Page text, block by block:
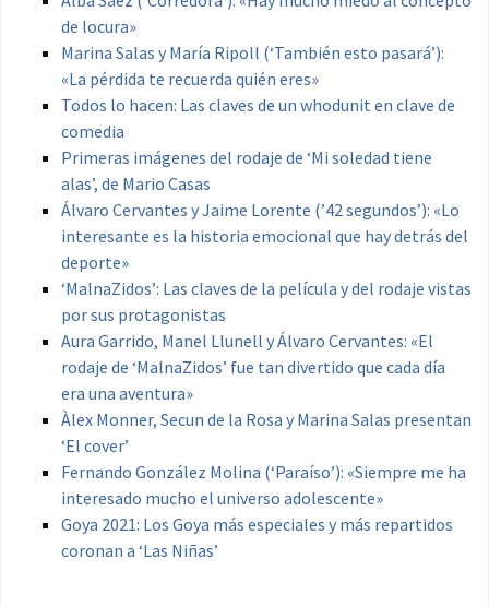
de locura»
Marina Salas y María Ripoll (‘También esto pasará’):
«La pérdida te recuerda quién eres»
Todos lo hacen: Las claves de un whodunit en clave de
comedia
Primeras imágenes del rodaje de ‘Mi soledad tiene
alas’, de Mario Casas
Álvaro Cervantes y Jaime Lorente (’42 segundos’): «Lo
interesante es la historia emocional que hay detrás del
deporte»
‘MalnaZidos’: Las claves de la película y del rodaje vistas
por sus protagonistas
Aura Garrido, Manel Llunell y Álvaro Cervantes: «El
rodaje de ‘MalnaZidos’ fue tan divertido que cada día
era una aventura»
Àlex Monner, Secun de la Rosa y Marina Salas presentan
‘El cover’
Fernando González Molina (‘Paraíso’): «Siempre me ha
interesado mucho el universo adolescente»
Goya 2021: Los Goya más especiales y más repartidos
coronan a ‘Las Niñas’